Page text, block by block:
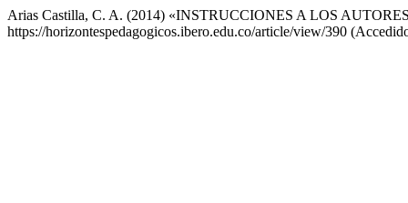
Arias Castilla, C. A. (2014) «INSTRUCCIONES A LOS
https://horizontespedagogicos.ibero.edu.co/article/view/390